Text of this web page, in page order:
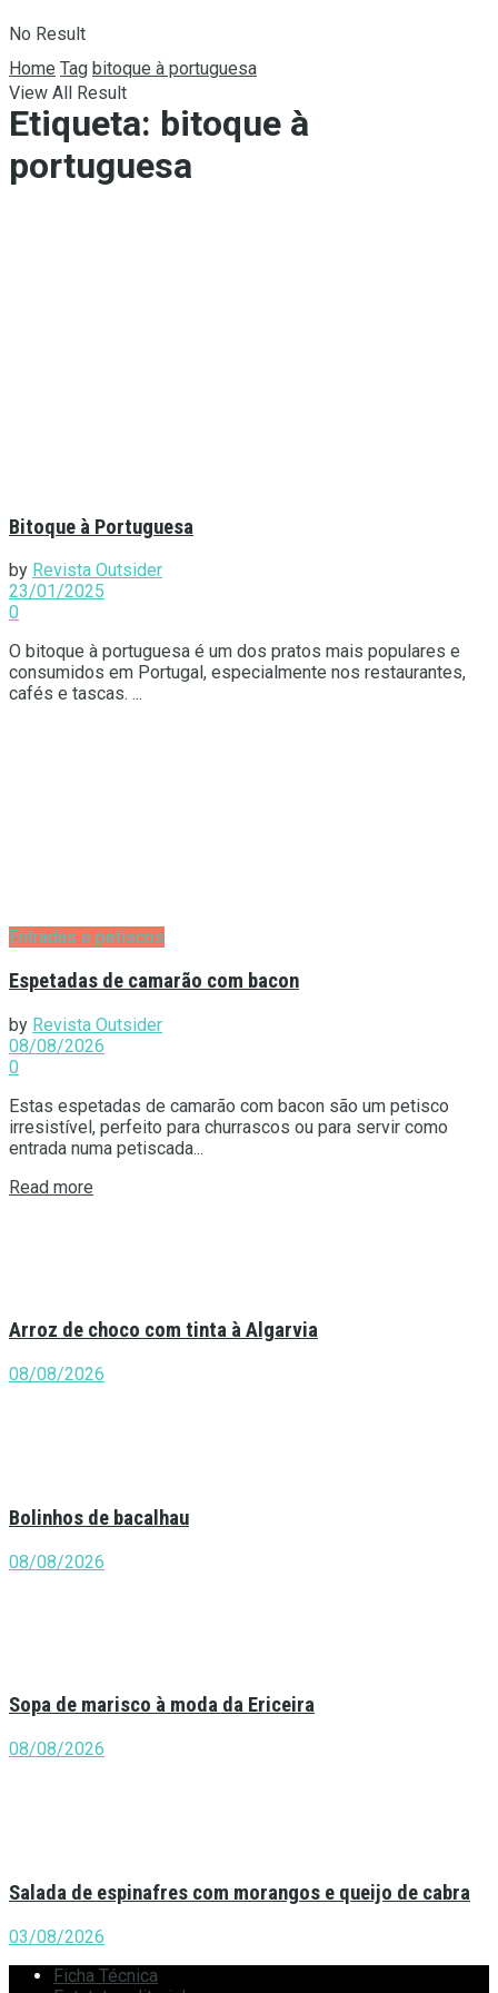
No Result
View All Result
Home Tag bitoque à portuguesa
Etiqueta: bitoque à
portuguesa
Bitoque à Portuguesa
by Revista Outsider
23/01/2025
0
O bitoque à portuguesa é um dos pratos mais populares e
consumidos em Portugal, especialmente nos restaurantes,
cafés e tascas. ...
Entradas e petiscos
Espetadas de camarão com bacon
by Revista Outsider
08/08/2026
0
Estas espetadas de camarão com bacon são um petisco
irresistível, perfeito para churrascos ou para servir como
entrada numa petiscada...
Read more
Arroz de choco com tinta à Algarvia
08/08/2026
Bolinhos de bacalhau
08/08/2026
Sopa de marisco à moda da Ericeira
08/08/2026
Salada de espinafres com morangos e queijo de cabra
03/08/2026
Ficha Técnica